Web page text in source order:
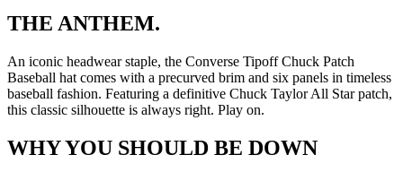
THE ANTHEM.
An iconic headwear staple, the Converse Tipoff Chuck Patch
Baseball hat comes with a precurved brim and six panels in timeless
baseball fashion. Featuring a definitive Chuck Taylor All Star patch,
this classic silhouette is always right. Play on.
WHY YOU SHOULD BE DOWN